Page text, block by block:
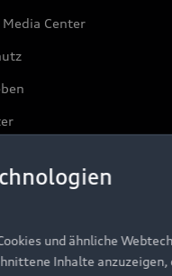
Media Center
und ähnliche
Inhalte